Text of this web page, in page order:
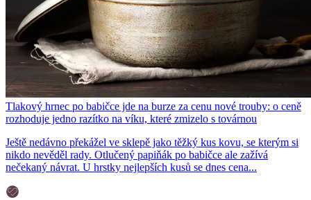
Tlakový hrnec po babičce jde na burze za cenu nové trouby: o ceně
rozhoduje jedno razítko na víku, které zmizelo s továrnou
Ještě nedávno překážel ve sklepě jako těžký kus kovu, se kterým si
nikdo nevěděl rady. Otlučený papiňák po babičce ale zažívá
nečekaný návrat. U hrstky nejlepších kusů se dnes cena...